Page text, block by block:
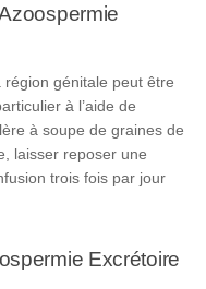
région génitale peut être
à l’aide de
à soupe de graines de
laisser reposer une
trois fois par jour
Excrétoire